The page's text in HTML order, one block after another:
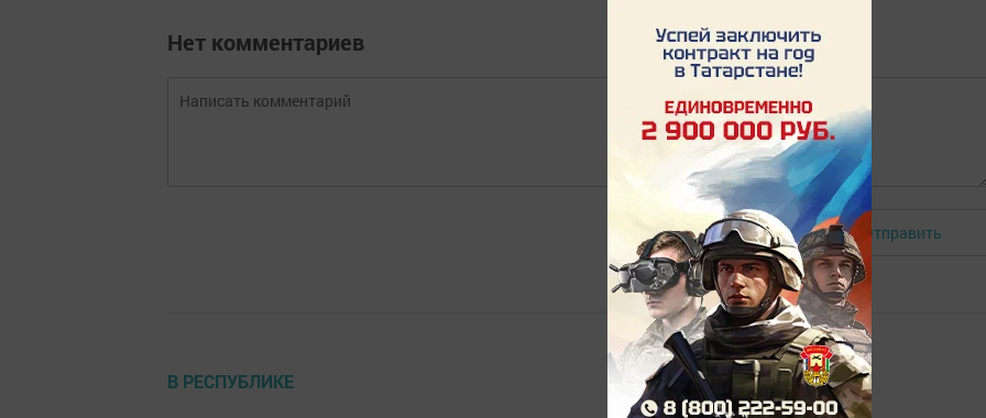
Нет комментариев
Авторизоваться Отправить
В РЕСПУБЛИКЕ